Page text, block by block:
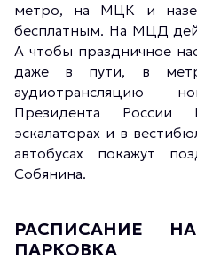
метро, на МЦК и
бесплатным. На МЦД
А чтобы праздничное
даже в пути, в
аудиотрансляцию
Президента России
эскалаторах и в
автобусах покажут
Собянина.
РАСПИСАНИЕ
ПАРКОВКА